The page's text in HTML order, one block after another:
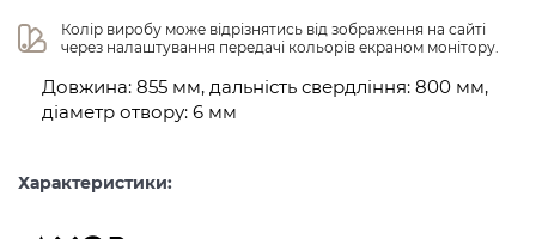
Колір виробу може відрізнятись від зображення на сайті
через налаштування передачі кольорів екраном монітору.
Довжина: 855 мм, дальність свердління: 800 мм,
діаметр отвору: 6 мм
Характеристики: